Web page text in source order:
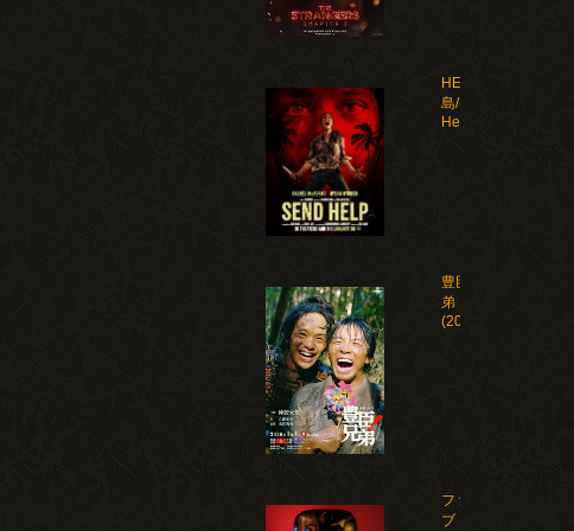
HELP 復讐
島/Send
Help(2026)
豊臣兄
弟！
(2026)
ファイ
ブ・ナ